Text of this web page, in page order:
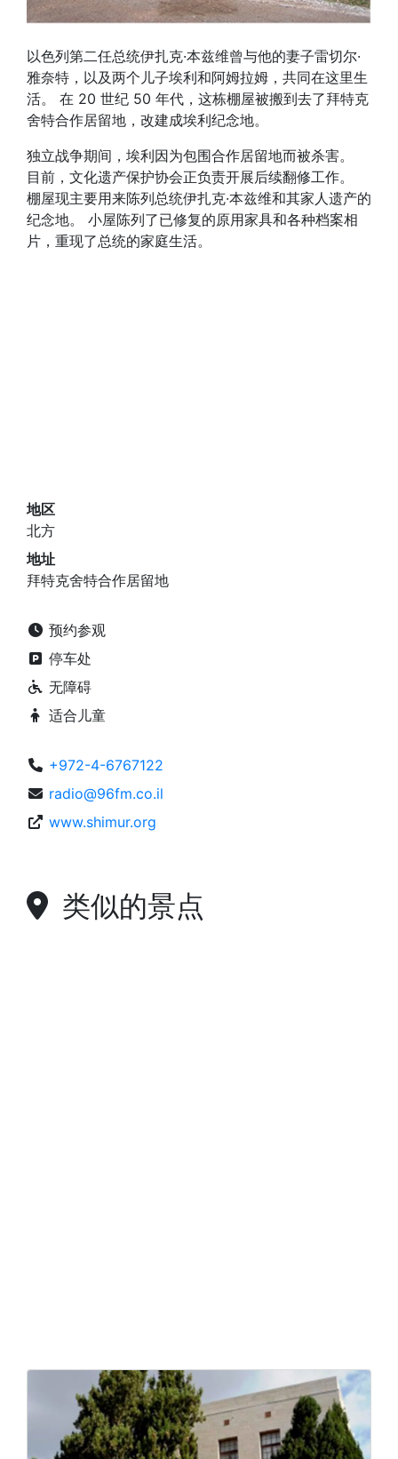
以色列第二任总统伊扎克·本兹维曾与他的妻子雷切尔·
雅奈特，以及两个儿子埃利和阿姆拉姆，共同在这里生
活。 在 20 世纪 50 年代，这栋棚屋被搬到去了拜特克
舍特合作居留地，改建成埃利纪念地。
独立战争期间，埃利因为包围合作居留地而被杀害。
目前，文化遗产保护协会正负责开展后续翻修工作。
棚屋现主要用来陈列总统伊扎克·本兹维和其家人遗产的
纪念地。 小屋陈列了已修复的原用家具和各种档案相
片，重现了总统的家庭生活。
地区
北方
地址
拜特克舍特合作居留地
预约参观
停车处
无障碍
适合儿童
+972-4-6767122
radio@96fm.co.il
www.shimur.org
类似的景点